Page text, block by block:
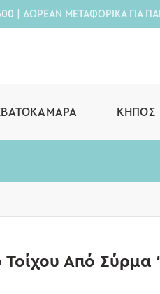
| ΔΩΡΕΑΝ ΜΕΤΑΦΟΡΙΚΑ ΓΙΑ
ΚΉΠΟΣ
Τοίχου Από Σύρμα